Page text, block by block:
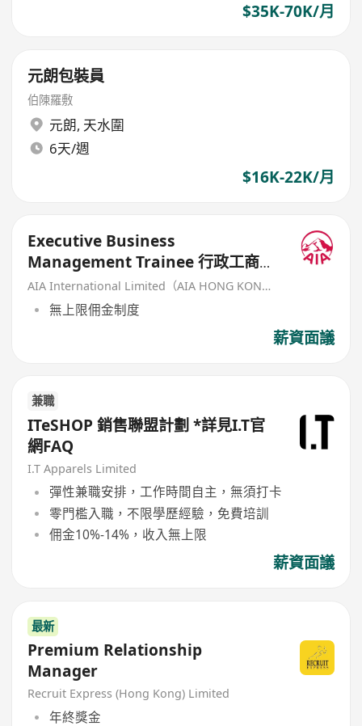
$35K-70K/月
元朗包裝員
伯陳羅敷
元朗, 天水圍
6天/週
$16K-22K/月
Executive Business
Management Trainee 行政工商管
理培訓生 (歡迎應屆畢業生/IANG) AIA International Limited（AIA HONG KONG）
無上限佣金制度
薪資面議
兼職
ITeSHOP 銷售聯盟計劃 *詳見I.T官
網FAQ
I.T Apparels Limited
彈性兼職安排，工作時間自主，無須打卡
零門檻入職，不限學歷經驗，免費培訓
佣金10%-14%，收入無上限
薪資面議
最新
Premium Relationship
Manager
Recruit Express (Hong Kong) Limited
年終獎金